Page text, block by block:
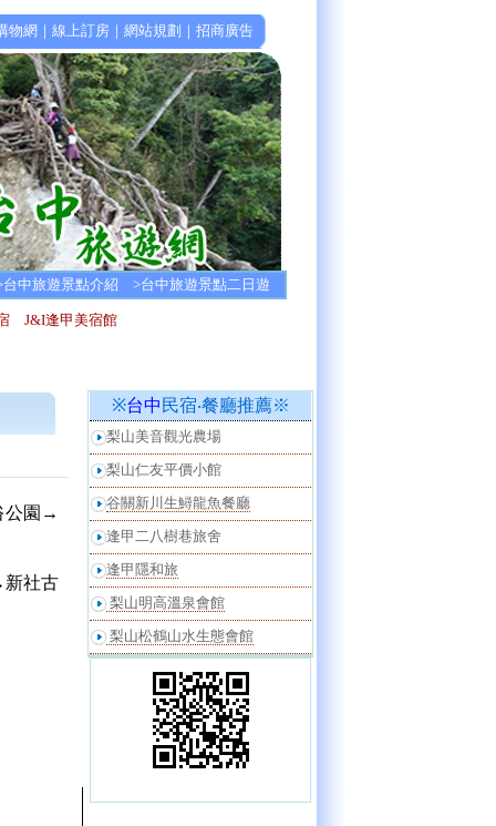
物網 ｜ 線上訂房｜ 網站規劃 ｜ 招商廣告
台中旅遊景點介紹 >台中旅遊景點二日遊
J&I逢甲美宿館
公園→
社古
※台中 民宿‧餐廳推薦※
梨山美音觀光農場
梨山仁友平價小館
谷關新川生鱘龍魚餐廳
逢甲二八樹巷旅舍
逢甲隱和旅
梨山明高溫泉會館
梨山松鶴山水生態會館